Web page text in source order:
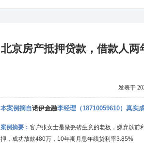
北京房产抵押贷款，借款人两
发表于
本案例摘自诺伊金融李经理（18710059610）真实
案例摘要： 客户张女士是做瓷砖生意的老板，嫌弃以前
押，成功放款480万，10年期月息年续贷利率3.85%